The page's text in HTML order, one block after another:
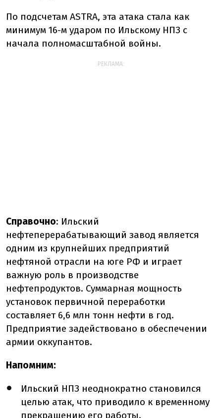
По подсчетам ASTRA, эта атака стала как
минимум 16-м ударом по Ильскому НПЗ с
начала полномасштабной войны.
РЕКЛАМА:
Справочно: Ильский
нефтеперерабатывающий завод является
одним из крупнейших предприятий
нефтяной отрасли на юге РФ и играет
важную роль в производстве
нефтепродуктов. Суммарная мощность
установок первичной переработки
составляет 6,6 млн тонн нефти в год.
Предприятие задействовано в обеспечении
армии оккупантов.
Напомним:
Ильский НПЗ неоднократно становился
целью атак, что приводило к временному
прекращению его работы.